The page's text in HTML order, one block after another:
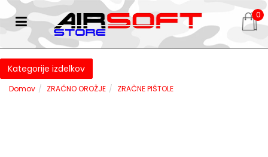
0
Kategorije izdelkov
Domov ZRAČNO OROŽJE ZRAČNE PIŠTOLE